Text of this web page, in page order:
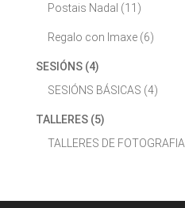
Postais Nadal (11)
Regalo con Imaxe (6)
SESIÓNS (4)
SESIÓNS BÁSICAS (4)
TALLERES (5)
TALLERES DE FOTOGRAFIA